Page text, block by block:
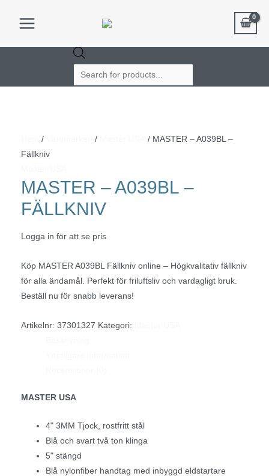
Main
/ /
/ MASTER – A039BL –
Fällkniv
MASTER – A039BL –
FÄLLKNIV
Logga in för att se pris
Köp MASTER A039BL Fällkniv online – Högkvalitativ fällkniv
för alla ändamål. Perfekt för friluftsliv och vardagligt bruk.
Beställ nu för snabb leverans!
Artikelnr: 37301327 Kategori:
MASTER USA
4" 3MM Tjock, rostfritt stål
Blå och svart två ton klinga
5" stängd
Blå nylonfiber handtag med inbyggd eldstartare